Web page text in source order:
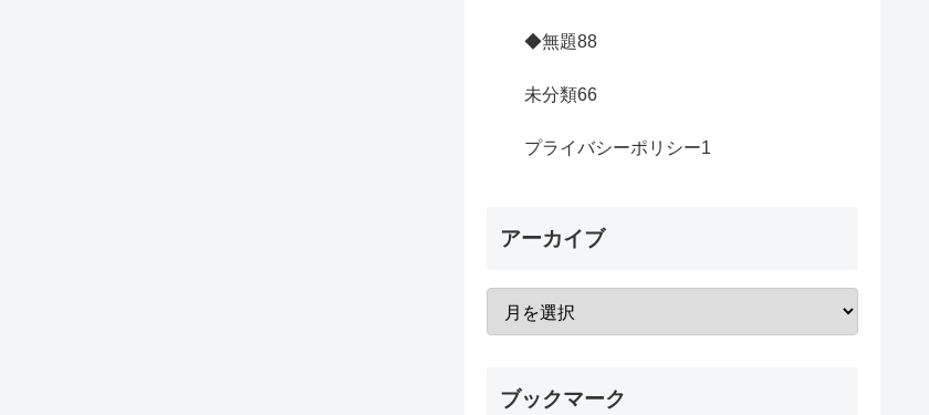
◆無題88
未分類66
プライバシーポリシー1
アーカイブ
ブックマーク